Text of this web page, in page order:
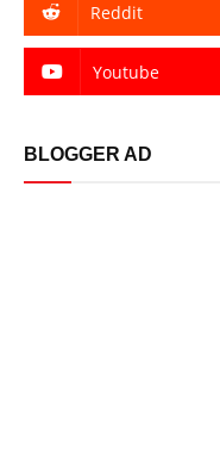
Reddit
Youtube
BLOGGER AD